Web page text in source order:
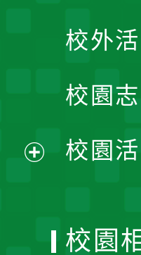
單
校外
校園
校園
校園